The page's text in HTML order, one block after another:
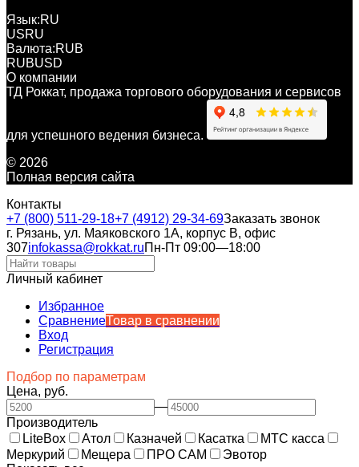
Язык:RU
USRU
Валюта:RUB
RUBUSD
О компании
ТД Роккат, продажа торгового оборудования и сервисов
для успешного ведения бизнеса.
© 2026
Полная версия сайта
Контакты
+7 (800) 511-29-18+7 (4912) 29-34-69Заказать звонок
г. Рязань, ул. Маяковского 1А, корпус B, офис
307infokassa@rokkat.ruПн-Пт 09:00—18:00
Личный кабинет
Избранное
СравнениеТовар в сравнении
Вход
Регистрация
Подбор по параметрам
Цена, руб.
—
Производитель
LiteBox
Атол Казначей Касатка
МТС касса
Меркурий
Мещера ПРО САМ
Эвотор